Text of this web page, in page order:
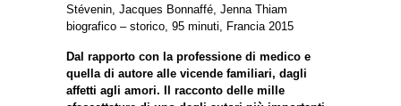
Stévenin, Jacques Bonnaffé, Jenna Thiam
biografico – storico, 95 minuti, Francia 2015
Dal rapporto con la professione di medico e
quella di autore alle vicende familiari, dagli
affetti agli amori. Il racconto delle mille